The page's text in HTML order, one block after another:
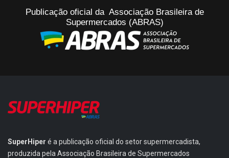
Publicação oficial da Associação Brasileira de
Supermercados (ABRAS)
SuperHiper é a publicação oficial do setor supermercadista,
produzida pela Associação Brasileira de Supermercados